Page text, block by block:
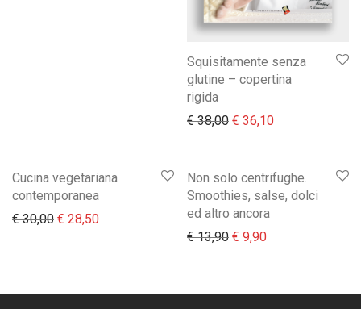
Squisitamente senza
glutine – copertina
rigida
€38,00 Il prezzo originale era:
€ 36,10Il prezzo
Cucina vegetariana
contemporanea
€30,00 Il prezzo originale era: € 30,00.
€ 28,50Il prezzo attuale è: € 28,50.
Non solo centrifughe.
Smoothies, salse, dolci
ed altro ancora
€13,90 Il prezzo originale era:
€ 9,90Il prezzo attuale